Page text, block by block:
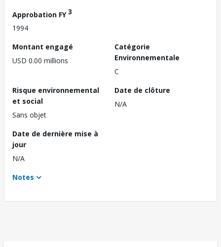
Approbation FY3
1994
Montant engagé
USD 0.00 millions
Catégorie
Environnementale
C
Risque environnemental
et social
Sans objet
Date de clôture
N/A
Date de dernière mise à
jour
N/A
Notes